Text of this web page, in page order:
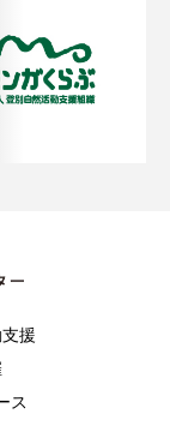
援
ス